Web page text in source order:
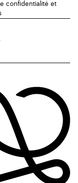
confidentialité et